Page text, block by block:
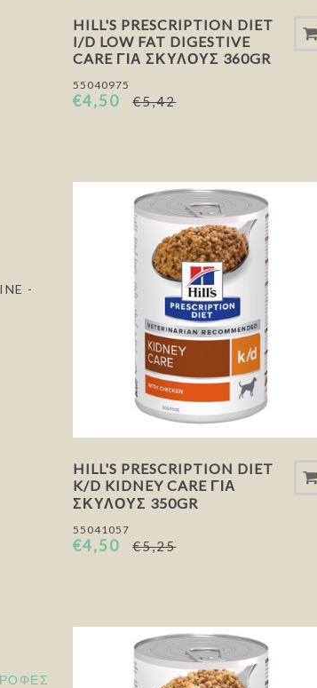
HILL'S PRESCRIPTION DIET
I/D LOW FAT DIGESTIVE
CARE ΓΙΑ ΣΚΎΛΟΥΣ 360GR
55040975
€4,50 €5,42
HILL'S PRESCRIPTION DIET
K/D KIDNEY CARE ΓΙΑ
ΣΚΎΛΟΥΣ 350GR
55041057
€4,50 €5,25
-